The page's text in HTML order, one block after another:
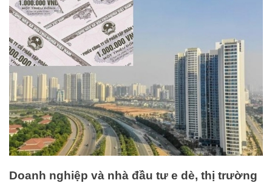
Doanh nghiệp và nhà đầu tư e dè, thị trường